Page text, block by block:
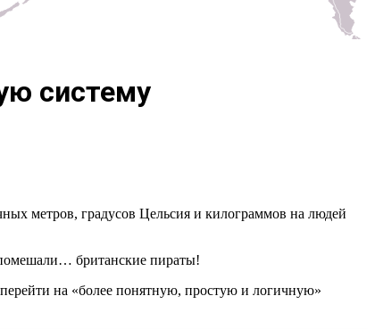
систему
метров, градусов Цельсия и килограммов на людей
британские пираты!
на «более понятную, простую и логичную»